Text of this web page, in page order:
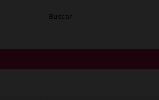
Buscar